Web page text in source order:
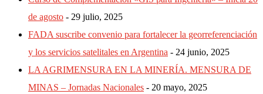
de agosto
29 julio, 2025
FADA suscribe convenio para fortalecer la georreferenciación
y los servicios satelitales en Argentina
24 junio, 2025
LA AGRIMENSURA EN LA MINERÍA. MENSURA DE
MINAS – Jornadas Nacionales
20 mayo, 2025